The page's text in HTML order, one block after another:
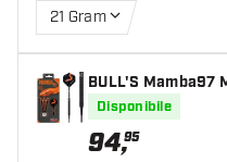
21 Gram
BULL'S Mamba97
Darts
Disponibile
94,95